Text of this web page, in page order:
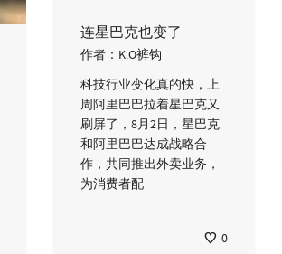
连星巴克也变了
作者： K.O裤钩
科技行业变化真的快，上
周阿里巴巴拉着星巴克又
刷屏了，8月2日，星巴克
和阿里巴巴达成战略合
作，共同推出外卖业务，
为消费者配
0